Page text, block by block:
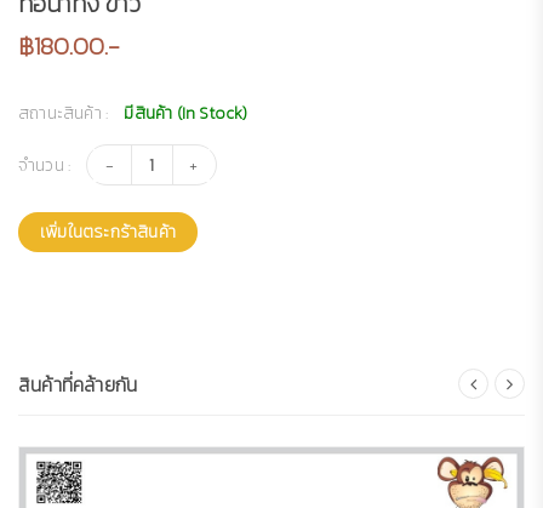
฿180.00.-
สถานะสินค้า : มีสินค้า (In Stock)
จำนวน :
เพิ่มในตระกร้าสินค้า
สินค้าที่คล้ายกัน